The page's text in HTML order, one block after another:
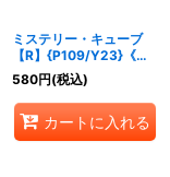
ミステリー・キューブ
【R】{P109/Y23}《自
然》
580円(税込)
カートに入れる